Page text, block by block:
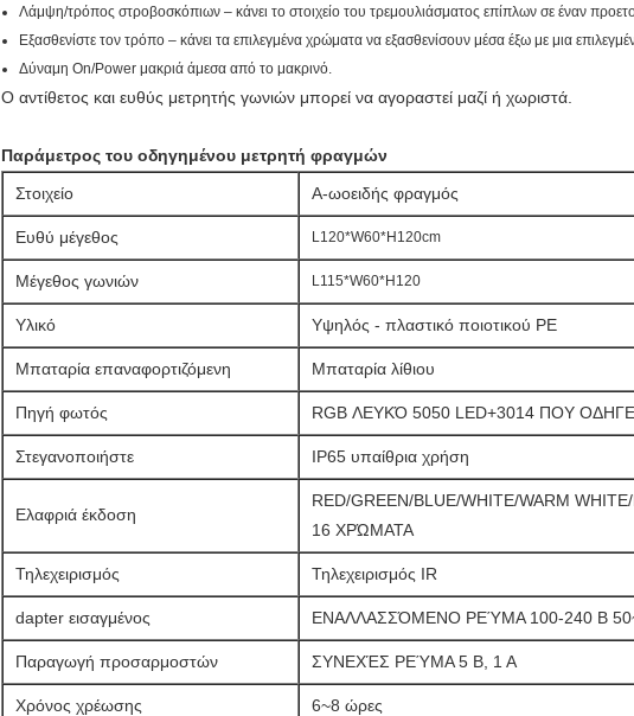
Λάμψη/τρόπος στροβοσκόπιων – κάνει το στοιχείο του τρεμουλιάσματος επίπλων σε έναν
Εξασθενίστε τον τρόπο – κάνει τα επιλεγμένα χρώματα να εξασθενίσουν μέσα έξω με μια
Δύναμη On/Power μακριά άμεσα από το μακρινό.
Ο αντίθετος και ευθύς μετρητής γωνιών μπορεί να αγοραστεί μαζί ή χωριστά.
Παράμετρος του οδηγημένου μετρητή φραγμών
Στοιχείο
Α-ωοειδής φραγμός
Ευθύ μέγεθος L120*W60*H120cm
Μέγεθος γωνιών L115*W60*H120
Υλικό Υψηλός - πλαστικό ποιοτικού PE
Μπαταρία επαναφορτιζόμενη Μπαταρία λίθιου
Πηγή φωτός RGB ΛΕΥΚΌ 5050 LED+3014 ΠΟΥ
Στεγανοποιήστε IP65 υπαίθρια χρήση
Ελαφριά έκδοση
RED/GREEN/BLUE/WHITE/WARM
16 ΧΡΏΜΑΤΑ
Τηλεχειρισμός Τηλεχειρισμός IR
dapter εισαγμένος ΕΝΑΛΛΑΣΣΌΜΕΝΟ ΡΕΎΜΑ 100-240 Β
Παραγωγή προσαρμοστών ΣΥΝΕΧΈΣ ΡΕΎΜΑ 5 Β, 1 Α
Χρόνος χρέωσης 6~8 ώρες